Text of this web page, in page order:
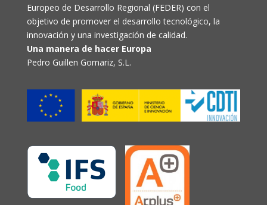
Europeo de Desarrollo Regional (FEDER) con el
objetivo de promover el desarrollo tecnológico, la
innovación y una investigación de calidad.
Una manera de hacer Europa
Pedro Guillen Gomariz, S.L.